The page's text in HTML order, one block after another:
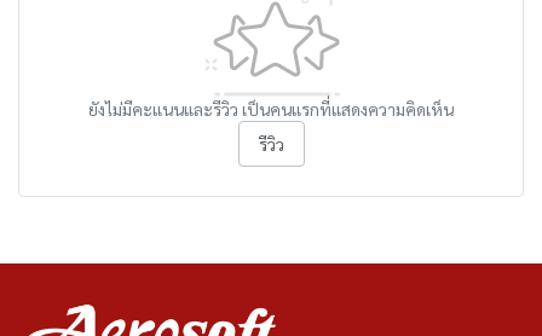
ยังไม่มีคะแนนและรีวิว เป็นคนแรกที่แสดงความคิดเห็น
รีวิว